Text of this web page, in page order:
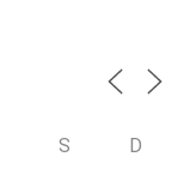
S D